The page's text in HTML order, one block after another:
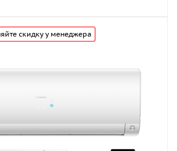
скидку у менеджера